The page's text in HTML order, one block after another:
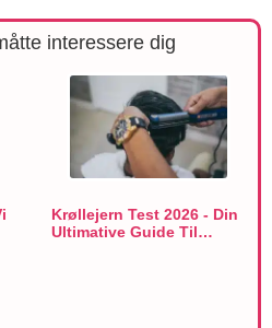
interessere dig
Krøllejern Test 2026 - Din
Ultimative Guide Til…